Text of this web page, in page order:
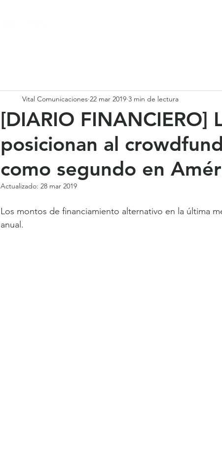
[DIARIO FINANCIERO]
posicionan al
como segundo en
Vital Comunicaciones 22 mar 2019 3 min de lectura
Actualizado: 28 mar 2019
Los montos de financiamiento alternativo en la última
anual.